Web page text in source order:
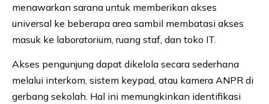
menawarkan sarana untuk memberikan akses
universal ke beberapa area sambil membatasi akses
masuk ke laboratorium, ruang staf, dan toko IT.
Akses pengunjung dapat dikelola secara sederhana
melalui interkom, sistem keypad, atau kamera ANPR di
gerbang sekolah. Hal ini memungkinkan identifikasi